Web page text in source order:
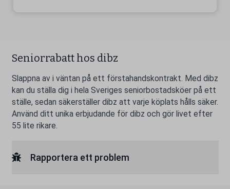
Seniorrabatt hos dibz
Slappna av i väntan på ett förstahandskontrakt. Med dibz
kan du ställa dig i hela Sveriges seniorbostadsköer på ett
ställe, sedan säkerställer dibz att varje köplats hålls säker.
Använd ditt unika erbjudande för dibz och gör livet efter
55 lite rikare.
Rapportera ett problem